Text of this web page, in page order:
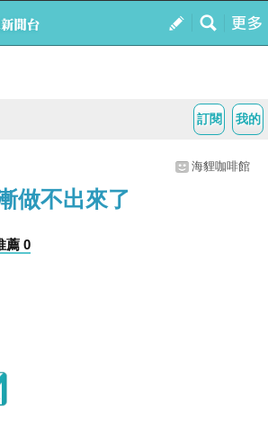
我的
訂閱
海貍咖啡館
做不出來了
薦 0